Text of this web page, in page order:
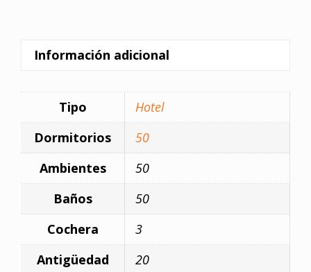
Información adicional
Tipo
Hotel
Dormitorios
50
Ambientes
50
Baños
50
Cochera
3
Antigüedad
20